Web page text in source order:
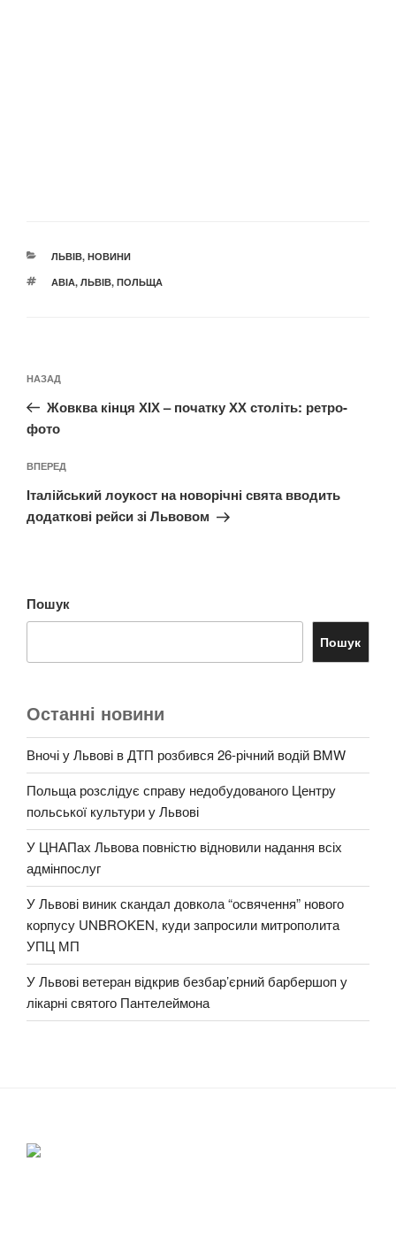
КАТЕГОРІЇ
ЛЬВІВ, НОВИНИ
ПОЗНАЧКИ
АВІА, ЛЬВІВ, ПОЛЬЩА
записів
Попередній
запис:
НАЗАД
Жовква кінця ХІХ – початку ХХ століть: ретро-
фото
Наступний
запис
ВПЕРЕД
Італійський лоукост на новорічні свята вводить
додаткові рейси зі Львовом
Пошук
Пошук
Останні новини
Вночі у Львові в ДТП розбився 26-річний водій BMW
Польща розслідує справу недобудованого Центру
польської культури у Львові
У ЦНАПах Львова повністю відновили надання всіх
адмінпослуг
У Львові виник скандал довкола “освячення” нового
корпусу UNBROKEN, куди запросили митрополита
УПЦ МП
У Львові ветеран відкрив безбар’єрний барбершоп у
лікарні святого Пантелеймона